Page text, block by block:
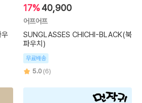
17%40,900
어프어프
SUNGLASSES CHICHI-BLACK(북
파우치)
무료배송
5.0 (6)